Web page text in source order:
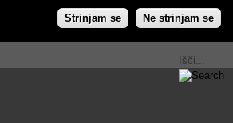
Strinjam se Ne strinjam se